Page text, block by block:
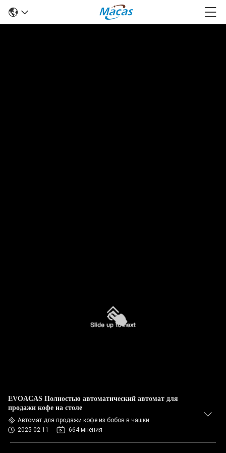
EVOACAS Полностью автоматический автомат для
продажи кофе на столе
Автомат для продажи кофе из бобов в чашки
2025-02-11
664 мнения